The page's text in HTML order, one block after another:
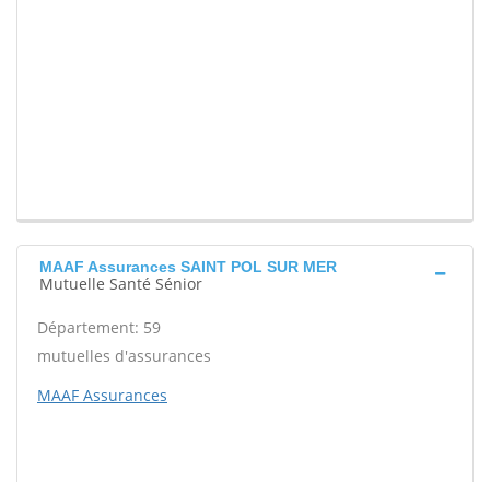
MAAF Assurances SAINT POL SUR MER
Mutuelle Santé Sénior
Département: 59
mutuelles d'assurances
MAAF Assurances